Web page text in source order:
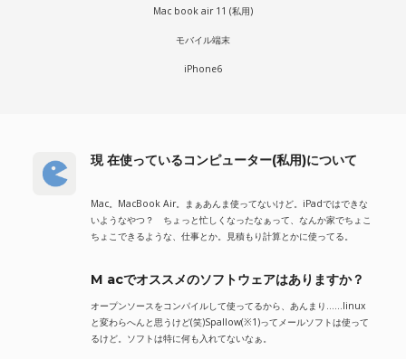
Mac book air 11 (私用)
モバイル端末
iPhone6
現 在使っているコンピューター(私用)について
Mac。MacBook Air。まぁあんま使ってないけど。iPadではできな
いようなやつ？ ちょっと忙しくなったなぁって、なんか家でちょこ
ちょこできるような、仕事とか。見積もり計算とかに使ってる。
M acでオススメのソフトウェアはありますか？
オープンソースをコンパイルして使ってるから、あんまり……linux
と変わらへんと思うけど(笑)Spallow(※1)ってメールソフトは使って
るけど。ソフトは特に何も入れてないなぁ。